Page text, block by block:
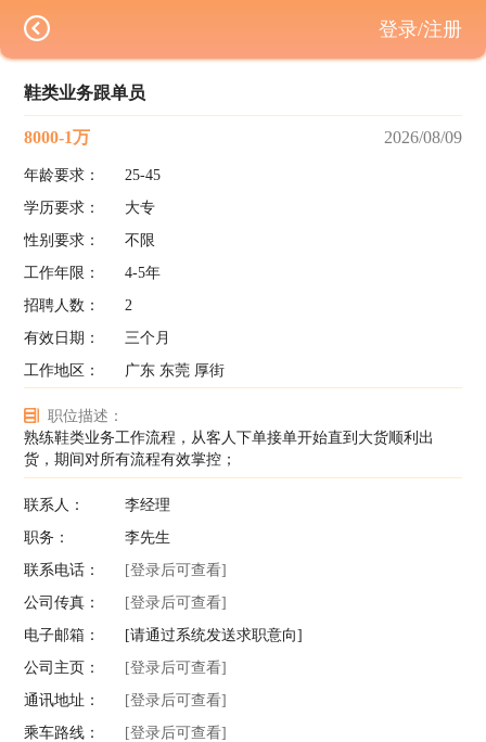
鞋类业务跟单员
8000-1万 2026/08/09
年龄要求：
25-45
学历要求：
大专
性别要求：
不限
工作年限：
4-5年
招聘人数：
2
有效日期：
三个月
工作地区：
广东 东莞 厚街
职位描述：
熟练鞋类业务工作流程，从客人下单接单开始直到大货顺利出
货，期间对所有流程有效掌控；
联系人：
李经理
职务：
李先生
联系电话：
[登录后可查看]
公司传真：
[登录后可查看]
电子邮箱：
[请通过系统发送求职意向]
公司主页：
[登录后可查看]
通讯地址：
[登录后可查看]
乘车路线：
[登录后可查看]
登录/注册